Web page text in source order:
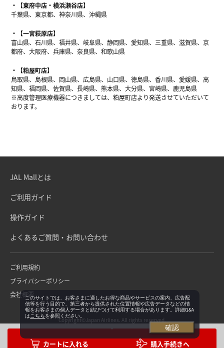
購入手続きへ
【東府中店・横浜瀬谷店】
千葉県、東京都、神奈川県、沖縄県
【一宮萩原店】
富山県、石川県、福井県、岐阜県、静岡県、愛知県、三重県、滋賀県、京
都府、大阪府、兵庫県、奈良県、和歌山県
【粕屋町店】
鳥取県、島根県、岡山県、広島県、山口県、徳島県、香川県、愛媛県、高
知県、福岡県、佐賀県、長崎県、熊本県、大分県、宮崎県、鹿児島県
※高度管理医療機器につきましては、粕屋町店より発送させていただいて
おります。
JAL Mallとは
ご利用ガイド
操作ガイド
よくあるご質問・お問い合わせ
ご利用規約
プライバシーポリシー
会社概要
Copyright©Japan Airlines. All rights reserved.
このサイトでは、お客さまに適したお得な商品やサービスの案内、広告配
信等を行う目的で、第三者から提供された位置情報や広告データなどの情
報をお客さまの個人データと結びつけて利用する場合があります。詳細Q&A
は こちらを参照ください。
確認